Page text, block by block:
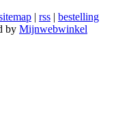
| rss | bestelling
by Mijnwebwinkel